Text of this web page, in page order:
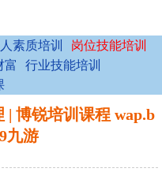
素质培训
岗位技能培训
富
行业技能培训
| 博锐培训课程 wap.b
九游